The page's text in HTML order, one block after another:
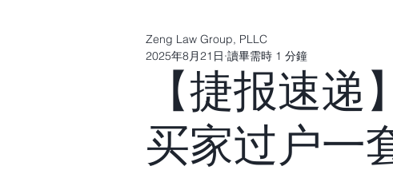
【捷报速
买家过户一
Zeng Law Group, PLLC
2025年8月21日 讀畢需時 1 分鐘